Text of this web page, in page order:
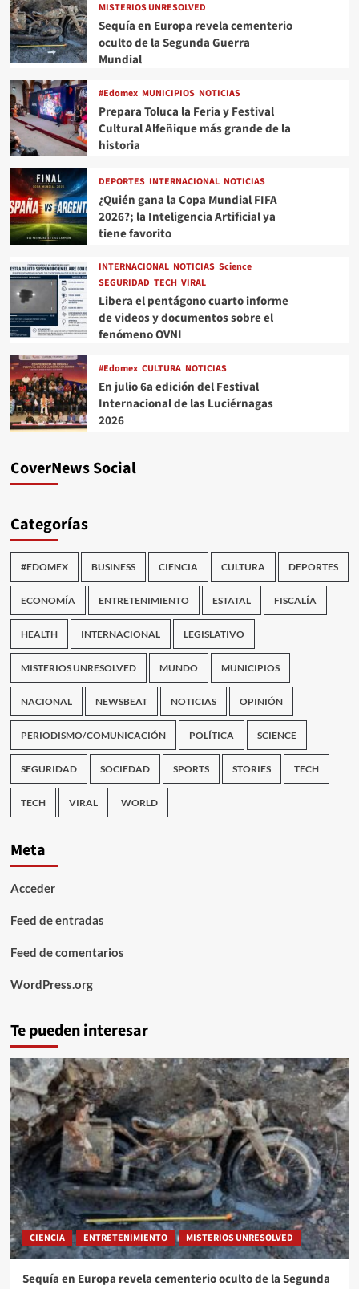
MISTERIOS UNRESOLVED
Sequía en Europa revela cementerio
oculto de la Segunda Guerra
Mundial
#Edomex MUNICIPIOS NOTICIAS
Prepara Toluca la Feria y Festival
Cultural Alfeñique más grande de la
historia
DEPORTES INTERNACIONAL NOTICIAS
¿Quién gana la Copa Mundial FIFA
2026?; la Inteligencia Artificial ya
tiene favorito
INTERNACIONAL NOTICIAS Science
SEGURIDAD TECH VIRAL
Libera el pentágono cuarto informe
de videos y documentos sobre el
fenómeno OVNI
#Edomex CULTURA NOTICIAS
En julio 6a edición del Festival
Internacional de las Luciérnagas
2026
CoverNews Social
Categorías
#EDOMEX BUSINESS CIENCIA CULTURA DEPORTES
ECONOMÍA ENTRETENIMIENTO ESTATAL FISCALÍA
HEALTH INTERNACIONAL LEGISLATIVO
MISTERIOS UNRESOLVED MUNDO MUNICIPIOS
NACIONAL NEWSBEAT NOTICIAS OPINIÓN
PERIODISMO/COMUNICACIÓN POLÍTICA SCIENCE
SEGURIDAD SOCIEDAD SPORTS STORIES TECH
TECH VIRAL WORLD
Meta
Acceder
Feed de entradas
Feed de comentarios
WordPress.org
Te pueden interesar
CIENCIA ENTRETENIMIENTO MISTERIOS UNRESOLVED
Sequía en Europa revela cementerio oculto de la Segunda